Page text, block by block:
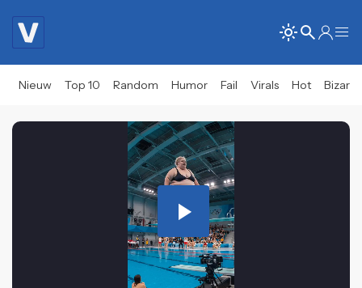
Nieuw Top 10 Random Humor Fail Virals Hot Bizar
Play
Video